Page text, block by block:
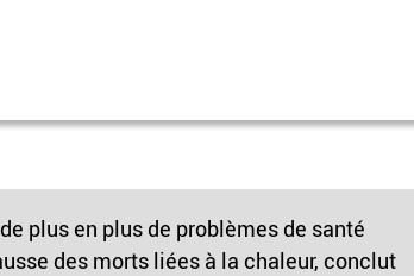
plus en plus de problèmes de santé
des morts liées à la chaleur, conclut